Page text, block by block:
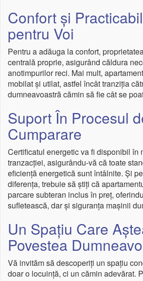
Confort și
pentru Voi
Pentru a adăuga la confort,
centrală proprie, asigurând căldura
anotimpurilor reci. Mai mult,
mobilat și utilat, astfel încât tranziția
dumneavoastră cămin să fie cât se
Suport În Procesul
Cumparare
Certificatul energetic va fi disponibil în
tranzacției, asigurându-vă că toate
eficiență energetică sunt întâlnite. Și
diferența, trebuie să știți că
parcare subteran inclus în preț,
sufletească, dar și siguranța mașinii
Un Spațiu Care
Povestea
Vă invităm să descoperiți un spațiu
doar o locuință, ci un cămin adevărat.